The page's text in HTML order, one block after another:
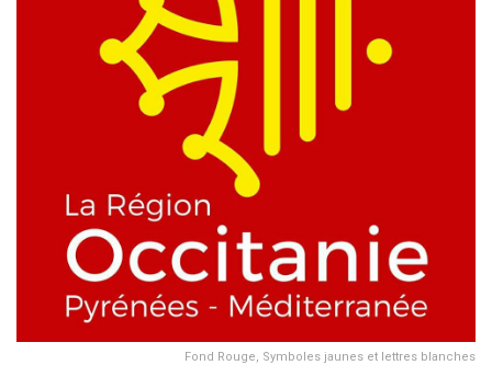
Fond Rouge, Symboles jaunes et lettres blanches